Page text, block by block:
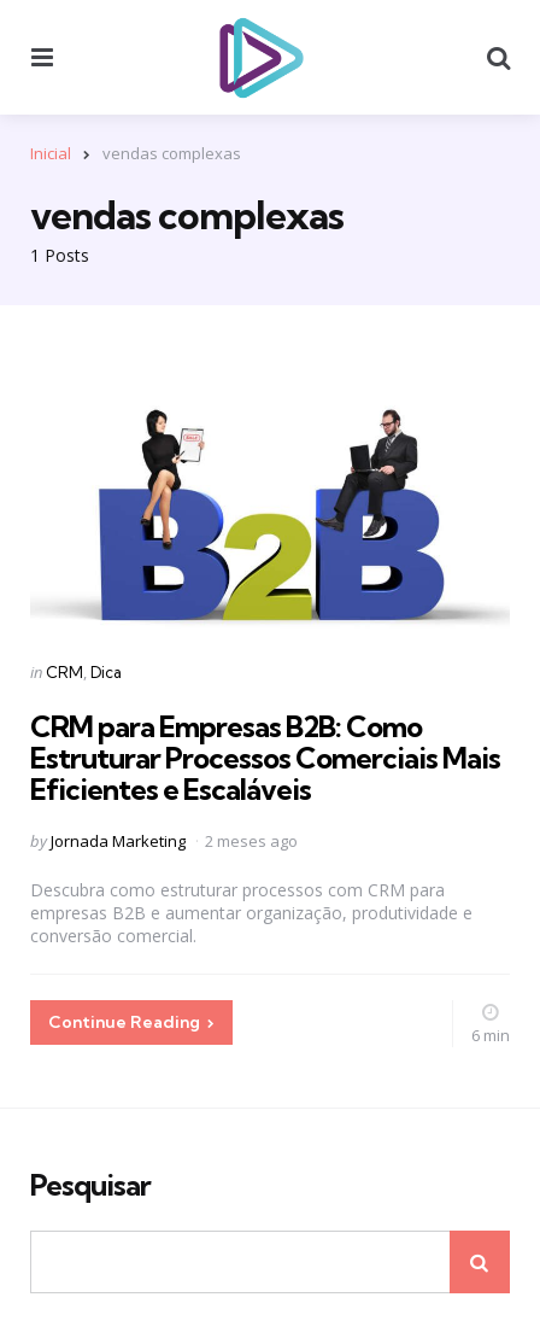
Inicial vendas complexas
1 Posts
vendas complexas
Categories
Posted
in CRM Dica
CRM para Empresas B2B: Como
Estruturar Processos Comerciais Mais
Eficientes e Escaláveis
Posted
byJornada Marketing 2 meses ago
Descubra como estruturar processos com CRM para
empresas B2B e aumentar organização, produtividade e
conversão comercial.
Continue Reading
6 min
Pesquisar